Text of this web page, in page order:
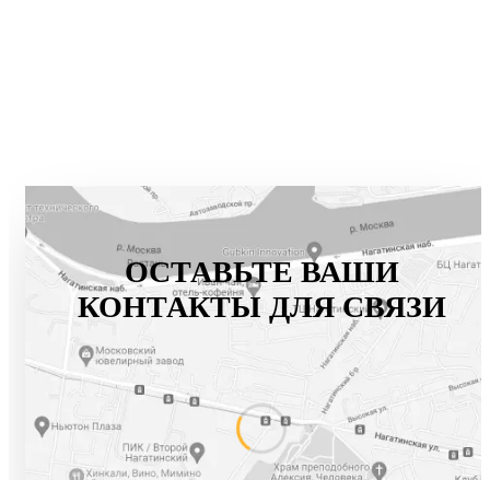
ОСТАВЬТЕ ВАШИ
КОНТАКТЫ ДЛЯ СВЯЗИ